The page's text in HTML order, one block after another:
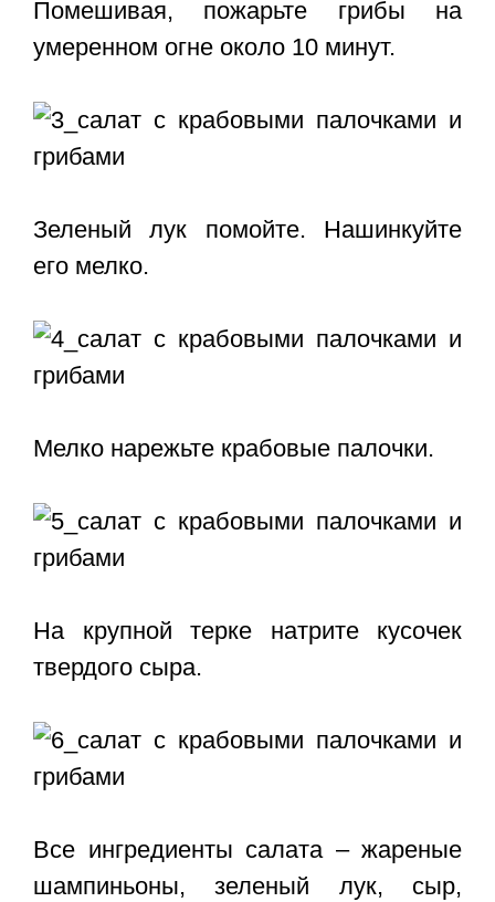
Помешивая, пожарьте грибы на
умеренном огне около 10 минут.
Зеленый лук помойте. Нашинкуйте
его мелко.
Мелко нарежьте крабовые палочки.
На крупной терке натрите кусочек
твердого сыра.
Все ингредиенты салата – жареные
шампиньоны, зеленый лук, сыр,